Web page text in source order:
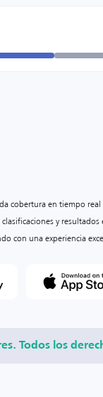
cobertura en tiempo
y
con una experiencia
Todos los